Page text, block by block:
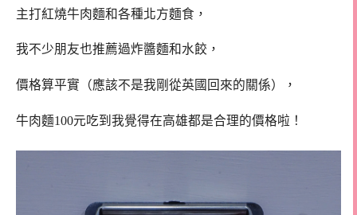
主打紅燒牛肉麵和各種北方麵食，
我不少朋友也推薦過炸醬麵和水餃，
價格算平實（應該不是我剛從英國回來的關係），
牛肉麵100元吃到我覺得在高雄都是合理的價格啦！